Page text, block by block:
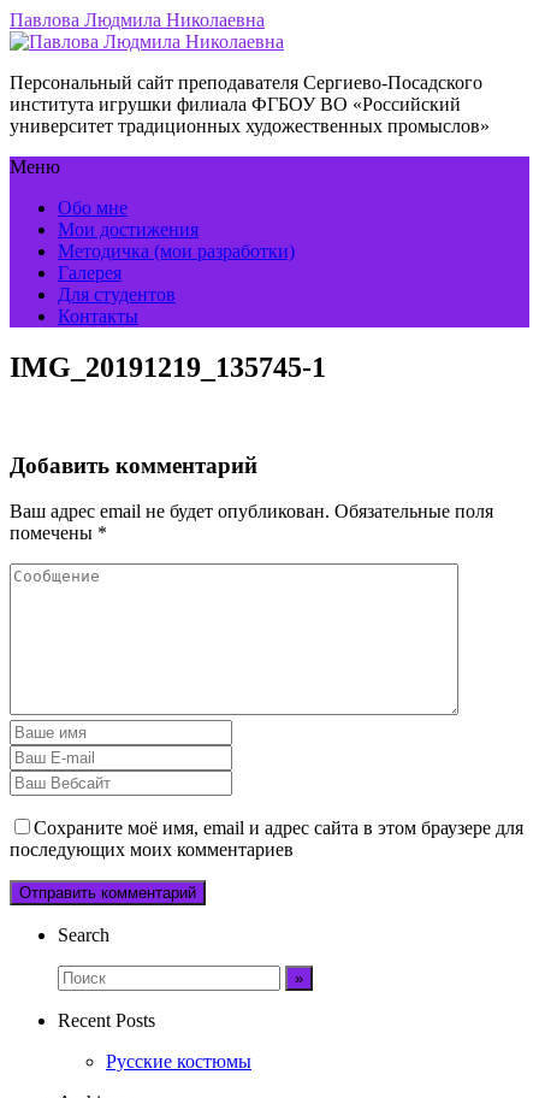
Павлова Людмила Николаевна
Персональный сайт преподавателя Сергиево-Посадского
института игрушки филиала ФГБОУ ВО «Российский
университет традиционных художественных промыслов»
Меню
Обо мне
Мои достижения
Методичка (мои разработки)
Галерея
Для студентов
Контакты
IMG_20191219_135745-1
Добавить комментарий
Ваш адрес email не будет опубликован. Обязательные поля
помечены *
Сохраните моё имя, email и адрес сайта в этом браузере для
последующих моих комментариев
Search
Recent Posts
Русские костюмы